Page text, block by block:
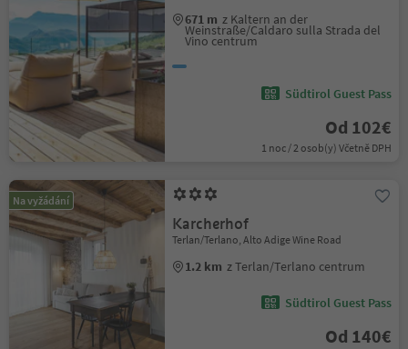
671 m z Kaltern an der
Weinstraße/Caldaro sulla Strada del
Vino centrum
Südtirol Guest Pass
Od 102€
1 noc / 2 osob(y) Včetně DPH
Na vyžádání
Karcherhof
Terlan/Terlano, Alto Adige Wine Road
1.2 km z Terlan/Terlano centrum
Südtirol Guest Pass
Od 140€